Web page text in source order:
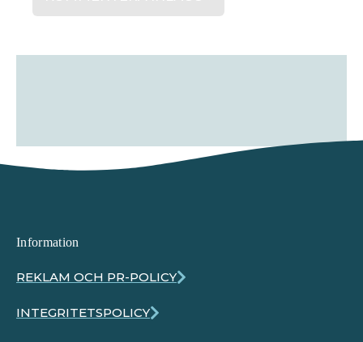
Information
REKLAM OCH PR-POLICY
INTEGRITETSPOLICY